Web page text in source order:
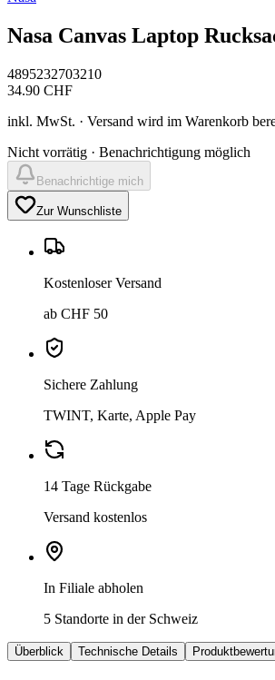
Nasa Canvas Laptop
4895232703210
34.90 CHF
inkl. MwSt. · Versand wird im Warenkorb
Nicht vorrätig · Benachrichtigung möglich
Benachrichtige mich
Zur Wunschliste
Kostenloser Versand
ab CHF 50
Sichere Zahlung
TWINT, Karte, Apple Pay
14 Tage Rückgabe
Versand kostenlos
In Filiale abholen
5 Standorte in der Schweiz
Überblick Technische Details